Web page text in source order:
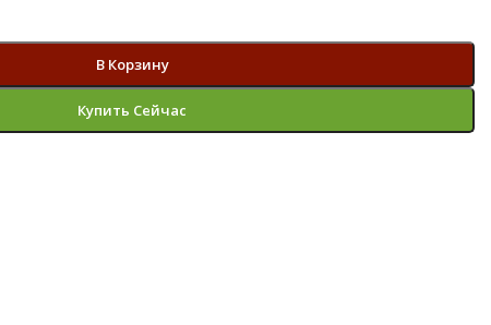
В Корзину
Купить Сейчас